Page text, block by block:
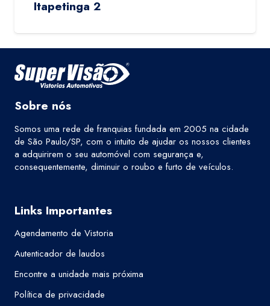
Itapetinga 2
Sobre nós
Somos uma rede de franquias fundada em 2005 na cidade
de São Paulo/SP, com o intuito de ajudar os nossos clientes
a adquirirem o seu automóvel com segurança e,
consequentemente, diminuir o roubo e furto de veículos.
Links Importantes
Agendamento de Vistoria
Autenticador de laudos
Encontre a unidade mais próxima
Política de privacidade